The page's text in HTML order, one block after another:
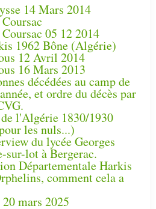
14 Mars 2014
05 12 2014
1962 Bône (Algérie)
12 Avril 2014
16 Mars 2013
décédées au camp de
et ordre du décès par
l'Algérie 1830/1930
les nuls...)
du lycée Georges
sur-lot à Bergerac.
Départementale Harkis
comment cela a
mars 2025